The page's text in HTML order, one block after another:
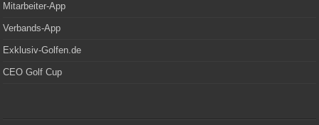
Mitarbeiter-App
Verbands-App
Exklusiv-Golfen.de
CEO Golf Cup